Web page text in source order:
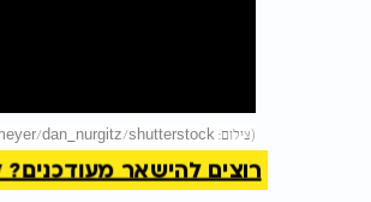
(צילום: Ricardo Reitmeyer/dan_nurgitz/shutterstock)
רוצים להישאר מעודכנים?